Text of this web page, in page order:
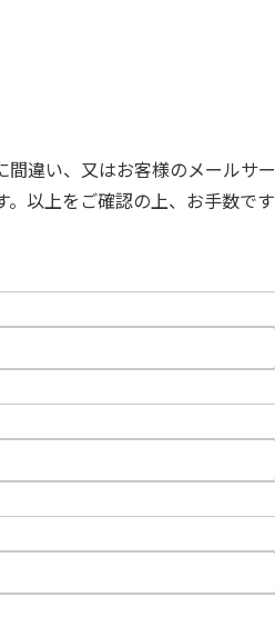
違い、又はお客様のメールサー
以上をご確認の上、お手数です